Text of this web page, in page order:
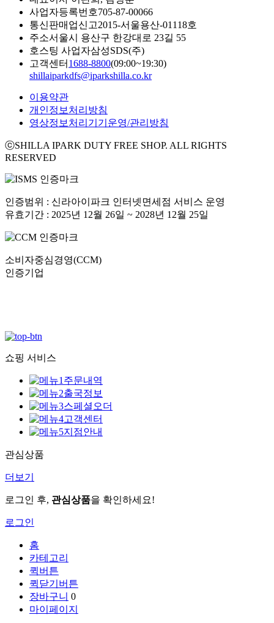
사업자등록번호705-87-00066
통신판매업신고2015-서울용산-01118호
주소서울시 용산구 한강대로 23길 55
호스팅 사업자삼성SDS(주)
고객센터 1688-8800(09:00~19:30)
shillaiparkdfs@iparkshilla.co.kr
이용약관
개인정보처리방침
영상정보처리기기운영/관리방침
ⓒSHILLA IPARK DUTY FREE SHOP. ALL RIGHTS
RESERVED
인증범위 : 신라아이파크 인터넷면세점 서비스 운영
유효기간 : 2025년 12월 26일 ~ 2028년 12월 25일
소비자중심경영(CCM)
인증기업
쇼핑 서비스
주문내역
출국정보
스페셜오더
고객센터
지점안내
관심상품
더보기
로그인 후, 관심상품을 확인하세요!
로그인
홈
카테고리
퀵버튼
퀵닫기버튼
장바구니 0
마이페이지